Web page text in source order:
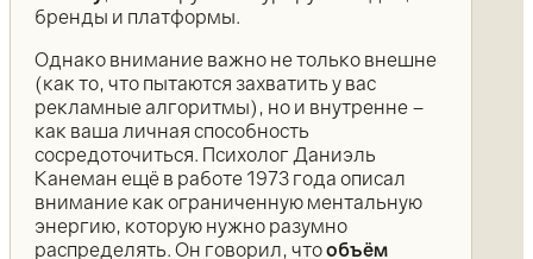
бренды и платформы.
Однако внимание важно не только внешне
(как то, что пытаются захватить у вас
рекламные алгоритмы), но и внутренне –
как ваша личная способность
сосредоточиться. Психолог Даниэль
Канеман ещё в работе 1973 года описал
внимание как ограниченную ментальную
энергию, которую нужно разумно
распределять. Он говорил, чтообъём